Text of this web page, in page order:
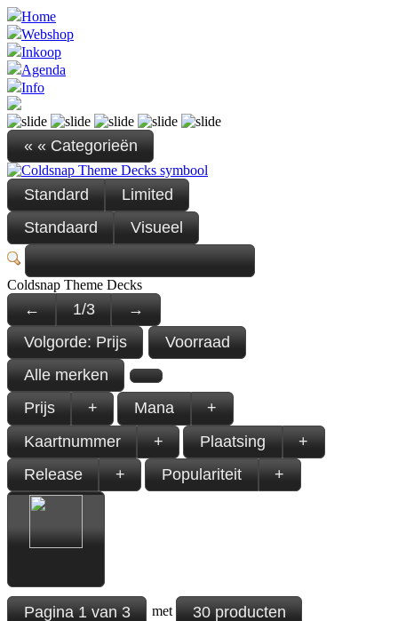
Home
Webshop
Inkoop
Agenda
Info
« « Categorieën
Standard
Limited
Standaard
Visueel
Coldsnap Theme Decks
← 1/3
→
Volgorde: Prijs
Voorraad
Alle merken
Prijs
+ Mana
+
Kaartnummer
+ Plaatsing
+
Release
+ Populariteit +
Pagina1van3 met
30 producten